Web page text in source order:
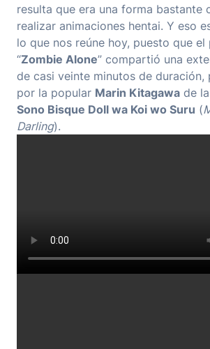
resulta que era una forma bastante
realizar animaciones hentai. Y eso
lo que nos reúne hoy, puesto que el
“Zombie Alone” compartió una
de casi veinte minutos de duración,
por la popular Marin Kitagawa de
Sono Bisque Doll wa Koi wo Suru (
Darling).